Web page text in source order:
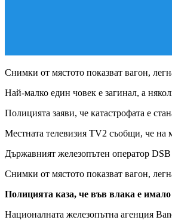
Снимки от мястото показват вагон,
Най-малко един човек е загинал, а
Полицията заяви, че катастрофата е
Местната телевизия TV2 съобщи, че на
Държавният железопътен оператор
Снимки от мястото показват вагон,
Полицията каза, че във влака е
Националната железопътна агенция